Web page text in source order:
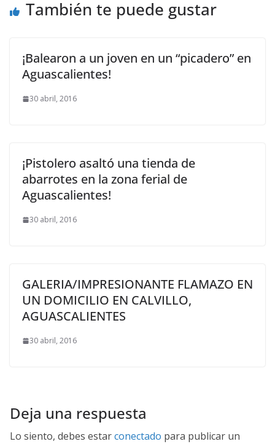
También te puede gustar
¡Balearon a un joven en un “picadero” en
Aguascalientes!
30 abril, 2016
¡Pistolero asaltó una tienda de
abarrotes en la zona ferial de
Aguascalientes!
30 abril, 2016
GALERIA/IMPRESIONANTE FLAMAZO EN
UN DOMICILIO EN CALVILLO,
AGUASCALIENTES
30 abril, 2016
Deja una respuesta
Lo siento, debes estarconectado para publicar un